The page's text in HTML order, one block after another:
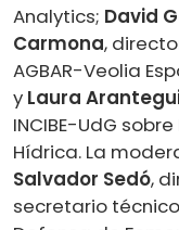
Analytics; David
Carmona,
AGBAR-Veolia
y Laura
INCIBE-UdG
Hídrica. La
Salvador Sedó,
secretario